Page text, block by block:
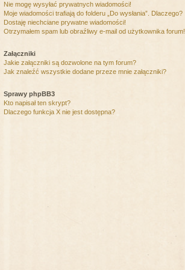
Nie mogę wysyłać prywatnych wiadomości!
Moje wiadomości trafiają do folderu „Do wysłania”. Dlaczego?
Dostaję niechciane prywatne wiadomości!
Otrzymałem spam lub obraźliwy e-mail od użytkownika forum!
Załączniki
Jakie załączniki są dozwolone na tym forum?
Jak znaleźć wszystkie dodane przeze mnie załączniki?
Sprawy phpBB3
Kto napisał ten skrypt?
Dlaczego funkcja X nie jest dostępna?